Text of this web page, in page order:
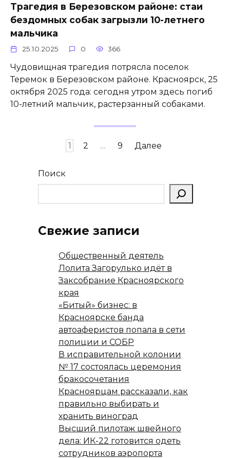
Трагедия в Березовском районе: стаи
бездомных собак загрызли 10-летнего
мальчика
25.10.2025 0 366
Чудовищная трагедия потрясла поселок
Теремок в Березовском районе. Красноярск, 25
октября 2025 года: сегодня утром здесь погиб
10-летний мальчик, растерзанный собаками.
1 2 … 9 Далее
Поиск
Свежие записи
Общественный деятель
Лолита Загорулько идёт в
Заксобрание Красноярского
края
«Битый» бизнес: в
Красноярске банда
автоаферистов попала в сети
полиции и СОБР
В исправительной колонии
№ 17 состоялась церемония
бракосочетания
Красноярцам рассказали, как
правильно выбирать и
хранить виноград
Высший пилотаж швейного
дела: ИК-22 готовится одеть
сотрудников аэропорта